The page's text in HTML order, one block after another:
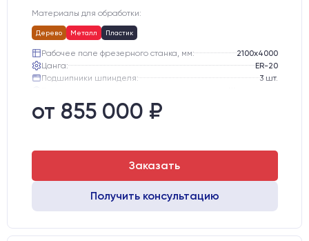
Материалы для обработки:
Дерево Металл Пластик
Рабочее поле фрезерного станка, мм:
2100х4000
Цанга:
ER-20
Подшипники шпинделя:
3 шт.
Двигатели:
от 855 000 ₽
Заказать
Получить консультацию